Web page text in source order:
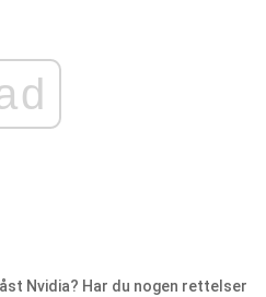
Nvidia? Har du nogen rettelser